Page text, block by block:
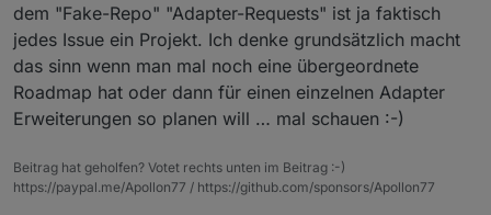
dem "Fake-Repo" "Adapter-Requests" ist ja faktisch
jedes Issue ein Projekt. Ich denke grundsätzlich macht
das sinn wenn man mal noch eine übergeordnete
Roadmap hat oder dann für einen einzelnen Adapter
Erweiterungen so planen will … mal schauen :-)
Beitrag hat geholfen? Votet rechts unten im Beitrag :-)
https://paypal.me/Apollon77 / https://github.com/sponsors/Apollon77